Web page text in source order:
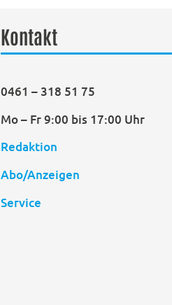
Kontakt
0461 – 318 51 75
Mo – Fr 9:00 bis 17:00 Uhr
Redaktion
Abo/Anzeigen
Service